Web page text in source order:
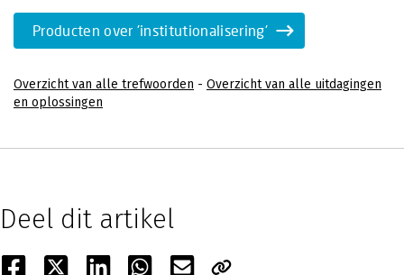
Producten over 'institutionalisering'
Overzicht van alle trefwoorden - Overzicht van alle uitdagingen
en oplossingen
Deel dit artikel